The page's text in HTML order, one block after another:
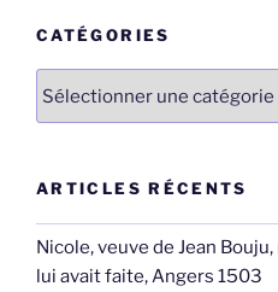
CATÉGORIES
ARTICLES RÉCENTS
Nicole, veuve de Jean
lui avait faite, Angers 1503